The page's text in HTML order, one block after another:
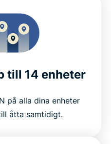
till 14 enheter
på alla dina enheter
åtta samtidigt.